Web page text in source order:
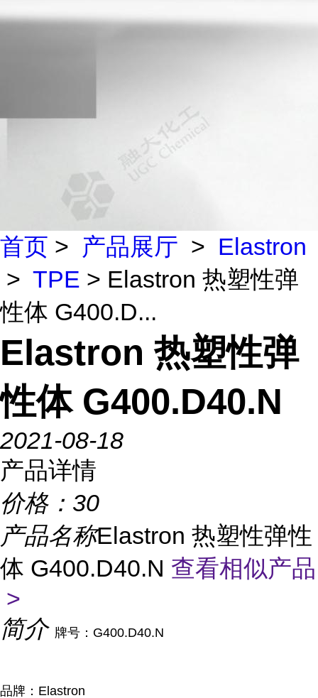
首页 > 产品展厅 > Elastron
> TPE > Elastron 热塑性弹
性体 G400.D...
Elastron 热塑性弹
性体 G400.D40.N
2021-08-18
产品详情
价格： 30
产品名称Elastron 热塑性弹性
体 G400.D40.N 查看相似产品
>
简介 牌号：G400.D40.N
品牌：Elastron